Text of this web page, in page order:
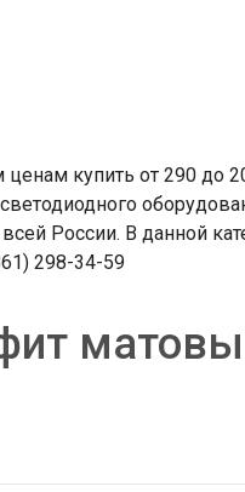
купить от 290 до
России. В данной
298-34-59